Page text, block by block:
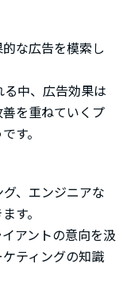
な広告を模索し
中、広告効果は
を重ねていくプ
す。
、エンジニアな
す。
アントの意向を汲
ティングの知識